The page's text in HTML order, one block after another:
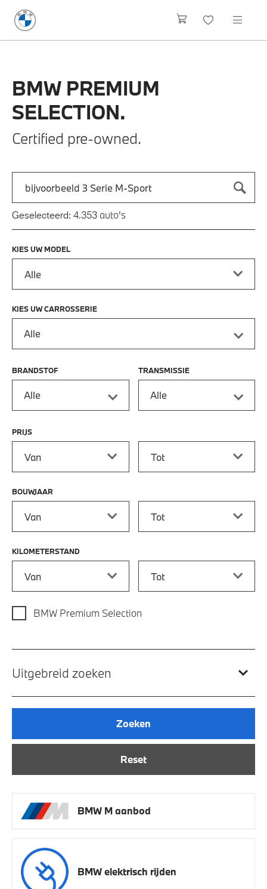
BMW PREMIUM
SELECTION.
Certified pre-owned.
Zoek naar een automodel, bijvoorbeeld 3 Serie M-Sport
Typ een automodel in en druk op enter om te zoeken
Geselecteerd: 4.353 auto's
KIES UW MODEL
KIES UW CARROSSERIE
Alle
BRANDSTOF
Alle
TRANSMISSIE
Alle
PRIJS
BOUWJAAR
KILOMETERSTAND
BMW Premium Selection
Uitgebreid zoeken
Reset
Zoeken
BMW M aanbod
BMW elektrisch rijden